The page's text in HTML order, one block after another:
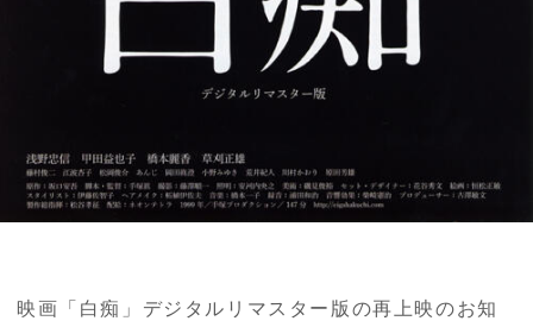
映画「白痴」デジタルリマスター版の再上映のお知